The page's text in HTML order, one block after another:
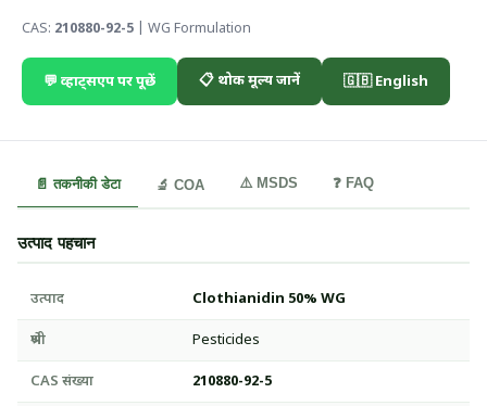
CAS: 210880-92-5 | WG Formulation
💬 व्हाट्सएप पर पूछें 📋 थोक मूल्य जानें 🇬🇧 English
📄 तकनीकी डेटा 🔬 COA ⚠️ MSDS ❓ FAQ
उत्पाद पहचान
उत्पाद Clothianidin 50% WG
श्रेणी Pesticides
CAS संख्या 210880-92-5